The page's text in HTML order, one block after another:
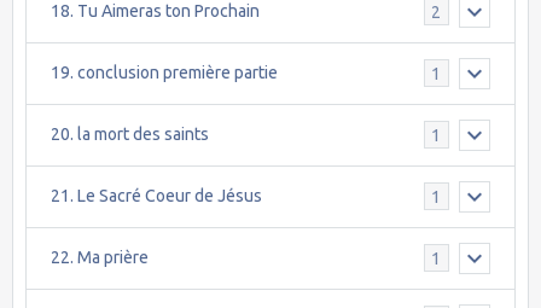
18. Tu Aimeras ton Prochain 2
19. conclusion première partie 1
20. la mort des saints 1
21. Le Sacré Coeur de Jésus 1
22. Ma prière 1